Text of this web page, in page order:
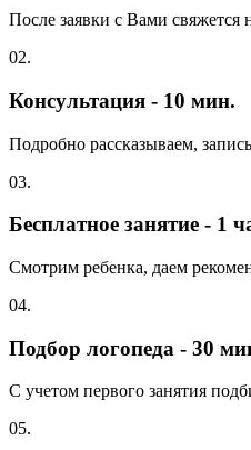
После заявки с Вами свяжется
02.
Консультация - 10 мин.
Подробно рассказываем,
03.
Бесплатное занятие - 1
Смотрим ребенка, даем
04.
Подбор логопеда - 30
С учетом первого занятия
05.